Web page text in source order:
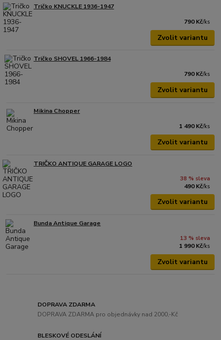
Tričko KNUCKLE 1936-1947
790 Kč/ks
Zvolit variantu
Tričko SHOVEL 1966-1984
790 Kč/ks
Zvolit variantu
Mikina Chopper
1 490 Kč/ks
Zvolit variantu
TRIČKO ANTIQUE GARAGE LOGO
38 % sleva
490 Kč/ks
Zvolit variantu
Bunda Antique Garage
13 % sleva
1 990 Kč/ks
Zvolit variantu
DOPRAVA ZDARMA
DOPRAVA ZDARMA pro objednávky nad 2000,-Kč
BLESKOVÉ ODESLÁNÍ